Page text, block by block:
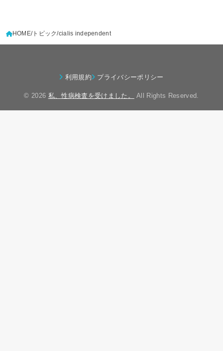
HOME トピック cialis independent
利用規約 プライバシーポリシー
© 2026 私、性病検査を受けました。 All Rights Reserved.